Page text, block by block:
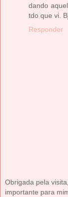
dando
tdo que vi.
Responder
Obrigada pela
importante para